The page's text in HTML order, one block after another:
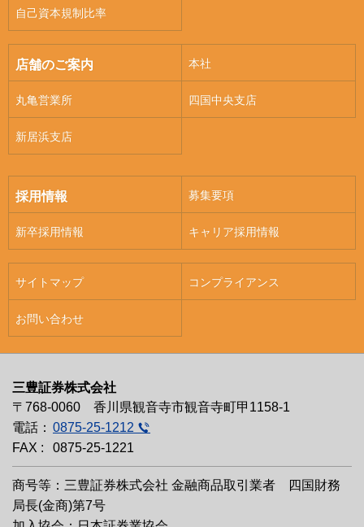
自己資本規制比率
店舗のご案内 本社
丸亀営業所 四国中央支店
新居浜支店
採用情報 募集要項
新卒採用情報 キャリア採用情報
サイトマップ コンプライアンス
お問い合わせ
三豊証券株式会社
〒768-0060 香川県観音寺市観音寺町甲1158-1
電話： 0875-25-1212
FAX :
0875-25-1221
商号等：三豊証券株式会社 金融商品取引業者 四国財務
局長(金商)第7号